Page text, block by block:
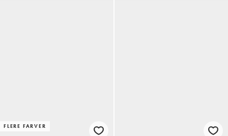
FLERE FARVER